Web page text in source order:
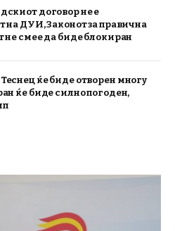
договор не е
на ДУИ, Законот за правична
не смее да биде блокиран
ќе биде отворен многу
ќе биде силно погоден,